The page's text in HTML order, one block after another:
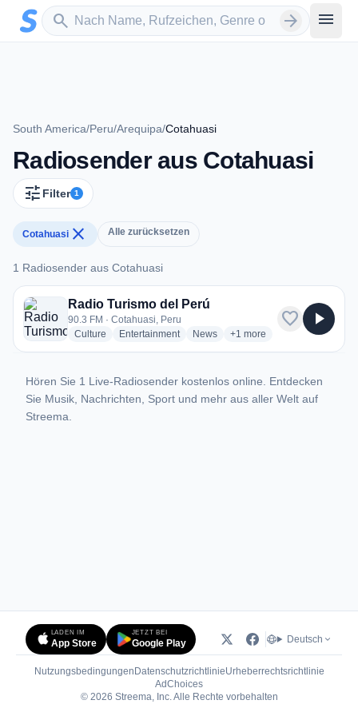
Zum Hauptinhalt springen
search
Sender suchen arrow_forward menu
South America/Peru/Arequipa/Cotahuasi
Radiosender aus Cotahuasi
tune Filter 1
Cotahuasi close Alle zurücksetzen
1 Radiosender aus Cotahuasi
1 Radiosender aus Cotahuasi
Radio Turismo del Perú
90.3 FM · Cotahuasi, Peru
Culture radio stations
Entertainmentradio stations
Newsradio stations
+1 more genres for Radio
more
favorite play_arrow
Hören Sie 1 Live-Radiosender kostenlos online. Entdecken
Sie Musik, Nachrichten, Sport und mehr aus aller Welt auf
Streema.
LADEN IM
App Store
JETZT BEI
Google Play Deutsch
Nutzungsbedingungen DatenschutzrichtlinieUrheberrechtsrichtlinie
AdChoices(öffnet in neuem Tab)
© 2026 Streema, Inc. Alle Rechte vorbehalten